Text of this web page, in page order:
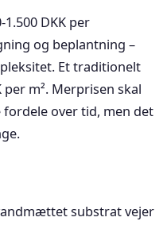
DKK per
og beplantning –
Et traditionelt
m². Merprisen skal
over tid, men det
substrat vejer